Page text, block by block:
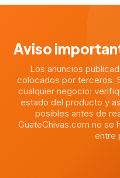
Aviso
Los anuncios
colocados por terceros.
cualquier negocio:
estado del producto y
posibles antes de
GuateChivas.com no se
entre